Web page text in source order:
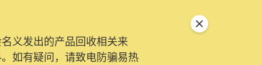
义发出的产品回收相关来
如有疑问，请致电防骗易热
关闭特別通告